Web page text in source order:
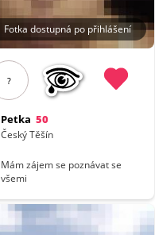
Fotka dostupná po přihlášení
?
Petka 50
Český Těšín
Mám zájem se poznávat se
všemi